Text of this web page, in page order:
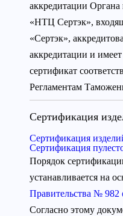
аккредитации
«НТЦ Сертэк»,
«Сертэк»,
аккредитации и
сертификат
Регламентам
Сертификация
Сертификация
Сертификация
Порядок
устанавливается на
Правительства № 982
Согласно этому